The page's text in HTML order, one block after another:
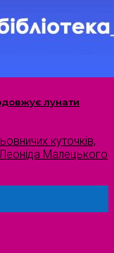
лунати
куточків,
Малецького